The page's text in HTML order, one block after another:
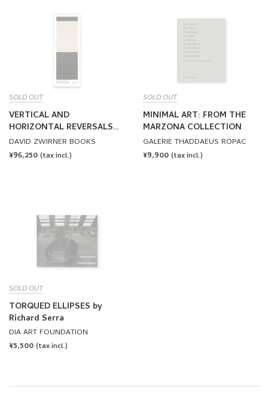
SOLD OUT
VERTICAL AND
HORIZONTAL REVERSALS
POSTER by Richard Serra
DAVID ZWIRNER BOOKS
REGULAR
¥96,250 (tax incl.)
SOLD OUT
MINIMAL ART: FROM THE
MARZONA COLLECTION
GALERIE THADDAEUS ROPAC
REGULAR
¥9,900 (tax incl.)
SOLD OUT
TORQUED ELLIPSES by
Richard Serra
DIA ART FOUNDATION
REGULAR
¥5,500 (tax incl.)